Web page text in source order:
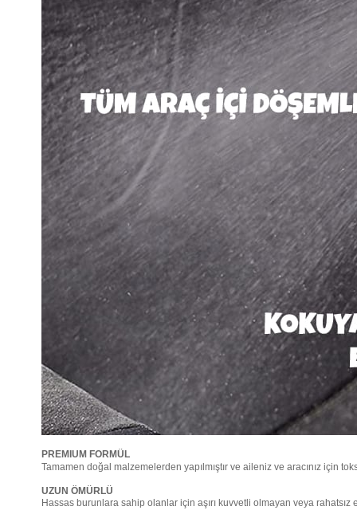
PREMIUM FORMÜL
Tamamen doğal malzemelerden yapılmıştır ve aileniz ve aracınız için
UZUN ÖMÜRLÜ
Hassas burunlara sahip olanlar için aşırı kuvvetli olmayan veya